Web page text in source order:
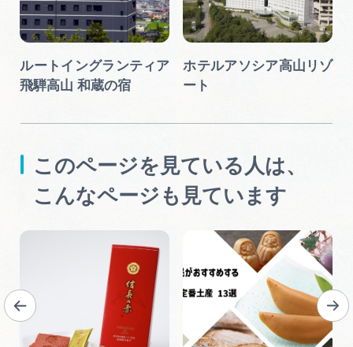
ルートイングランティア
飛騨高山 和蔵の宿
ホテルアソシア高山リゾ
ート
このページを見ている人は、
こんなページも見ています